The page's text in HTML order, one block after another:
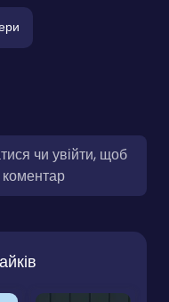
чи увійти, щоб